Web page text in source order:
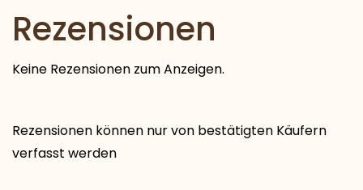
Rezensionen
Keine Rezensionen zum Anzeigen.
Rezensionen können nur von bestätigten Käufern
verfasst werden